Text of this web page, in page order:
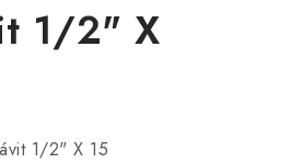
1/2" X
1/2" X 15